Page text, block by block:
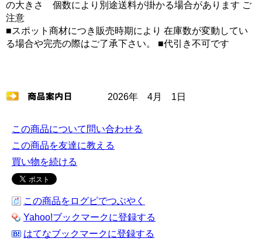
の大きさ 個数により別途送料が掛かる場合があります ご
注意
■スポット商材につき販売時期により 在庫数が変動してい
る場合や完売の際はご了承下さい。 ■代引き不可です
2026年 4月 1日
この商品について問い合わせる
この商品を友達に教える
買い物を続ける
この商品をログピでつぶやく
Yahoo!ブックマークに登録する
はてなブックマークに登録する